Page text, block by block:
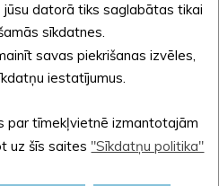
dalībniekiem jāiepazīstas
pārkāpti, organizatoram ir
vai diskvalificēt tās dalībnieku;
un vestēm:
25663337 līdz 2023. gada 1.
jūsu datorā tiks saglabātas tikai
sīkdatnes.
savas piekrišanas izvēles,
iestatījumus.
par tīmekļvietnē izmantotajām
uz šīs saites "Sīkdatņu politika"